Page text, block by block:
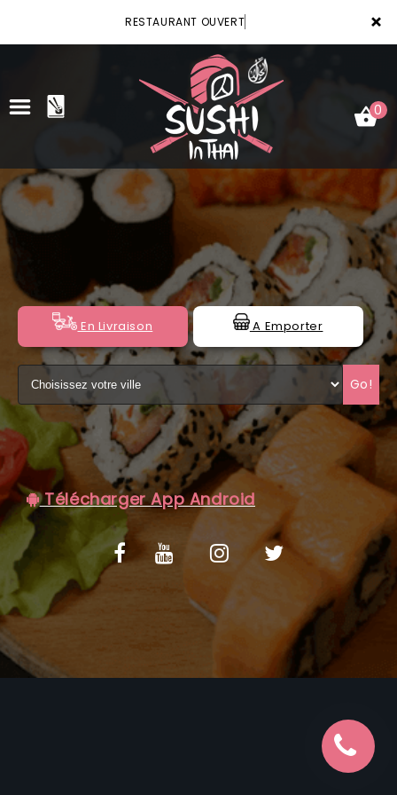
×
RESTAURANT OUVERT
ACCUEIL
VOTRE COMPTE
NOTRE RESTAURANT
VOS AVIS
MENTIONS LÉGALES
C.G.V
0
En Livraison A Emporter
Go!
Télécharger App Android